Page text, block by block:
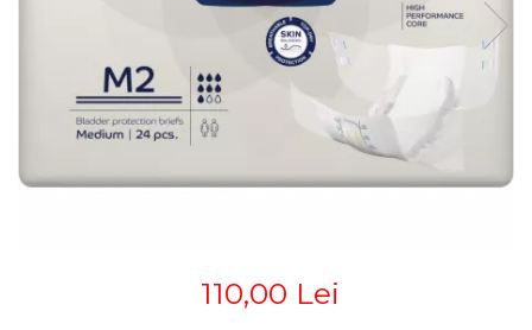
ORTEZE PENTRU MEMBRUL
INFERIOR
ORTEZE PENTRU COLOANA
VERTEBRALA
PROTEZA EXTERNA DE SAN
SALTELE ANTIESCARE
SCAUNE DE DUS
TENSIOMETRE
TERMOMETRE
110,00 Lei